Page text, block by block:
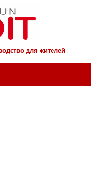
для жителей